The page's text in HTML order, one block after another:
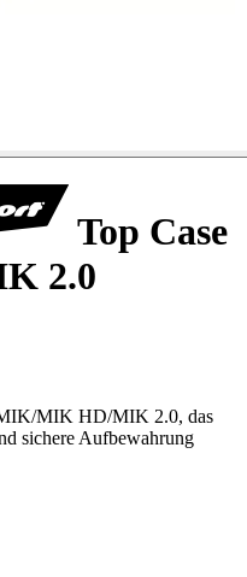
Top Case
2.0
MIK/MIK HD/MIK 2.0, das
sichere Aufbewahrung